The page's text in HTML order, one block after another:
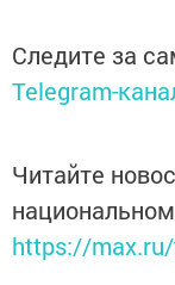
Следите за
Telegram-
Читайте
https://